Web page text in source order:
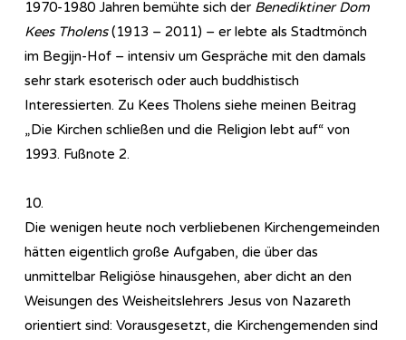
1970-1980 Jahren bemühte sich der Benediktiner Dom
Kees Tholens(1913 – 2011) – er lebte als Stadtmönch
im Begijn-Hof – intensiv um Gespräche mit den damals
sehr stark esoterisch oder auch buddhistisch
Interessierten. Zu Kees Tholens siehe meinen Beitrag
„Die Kirchen schließen und die Religion lebt auf“ von
1993. Fußnote 2.
10.
Die wenigen heute noch verbliebenen Kirchengemeinden
hätten eigentlich große Aufgaben, die über das
unmittelbar Religiöse hinausgehen, aber dicht an den
Weisungen des Weisheitslehrers Jesus von Nazareth
orientiert sind: Vorausgesetzt, die Kirchengemenden sind